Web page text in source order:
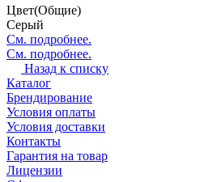
Цвет(Общие)
Серый
См. подробнее.
См. подробнее.
Назад к списку
Каталог
Брендирование
Условия оплаты
Условия доставки
Контакты
Гарантия на товар
Лицензии